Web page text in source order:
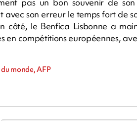
avec son erreur le temps fort de
côté, le Benfica Lisbonne a
en compétitions européennes,
monde, AFP